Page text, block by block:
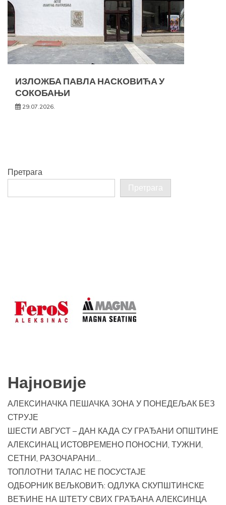
ИЗЛОЖБА ПАВЛА НАСКОВИЋА У
СОКОБАЊИ
29.07.2026.
Претрага
Претрага
Најновије
АЛЕКСИНАЧКА ПЕШАЧКА ЗОНА У ПОНЕДЕЉАК БЕЗ
СТРУЈЕ
ШЕСТИ АВГУСТ – ДАН КАДА СУ ГРАЂАНИ ОПШТИНЕ
АЛЕКСИНАЦ ИСТОВРЕМЕНО ПОНОСНИ, ТУЖНИ,
СЕТНИ, РАЗОЧАРАНИ…
ТОПЛОТНИ ТАЛАС НЕ ПОСУСТАЈЕ
ОДБОРНИК ВЕЉКОВИЋ: ОДЛУКА СКУПШТИНСКЕ
ВЕЋИНЕ НА ШТЕТУ СВИХ ГРАЂАНА АЛЕКСИНЦА